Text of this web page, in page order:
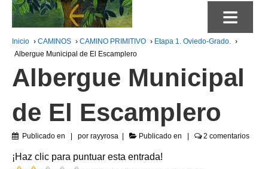
≡
Inicio › CAMINOS › CAMINO PRIMITIVO › Etapa 1. Oviedo-Grado. ›
Albergue Municipal de El Escamplero
Albergue Municipal
de El Escamplero
Publicado en por rayyrosa Publicado en 2 comentarios
¡Haz clic para puntuar esta entrada!